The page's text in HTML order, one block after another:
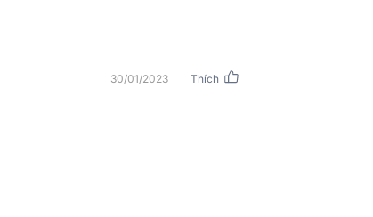
cao cấp được chọn lọc kỹ lưỡng
đáp ứng nhu cầu giải trí trong
30/01/2023 Thích